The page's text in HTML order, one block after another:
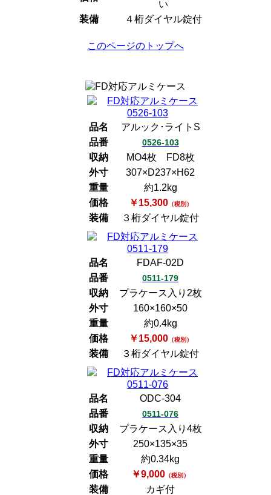
い
装備
４桁ダイヤル錠付
このページのトップへ
品名
アルック･ライトS
品番
0526-103
収納
MO4枚 FD8枚
外寸
307×D237×H62
重量
約1.2kg
価格
￥15,300（税別）
装備 ３桁ダイヤル錠付
品名
FDAF-02D
品番
0511-179
収納
プラケース入り2枚
外寸
160×160×50
重量
約0.4kg
価格
￥15,000（税別）
装備 ３桁ダイヤル錠付
品名
ODC-304
品番
0511-076
収納
プラケース入り4枚
外寸
250×135×35
重量
約0.34kg
価格
￥9,000 （税別）
装備 カギ付